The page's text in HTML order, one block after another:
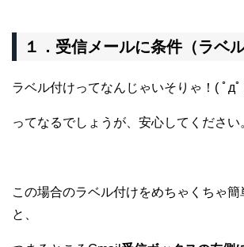
１．受信メールに条件（ラベ
ラベル付けってなんじゃいそりゃ！( ﾟдﾟ
ってなるでしょうが、安心してください
この場合のラベル付けをめちゃくちゃ簡
と、